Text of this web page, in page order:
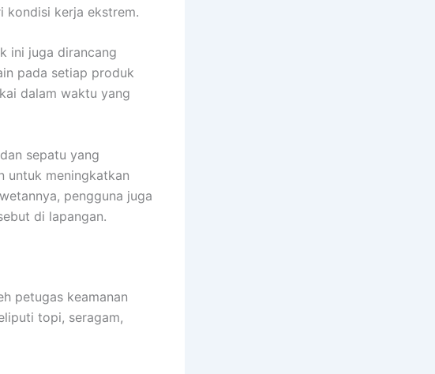
kondisi kerja ekstrem.
ini juga dirancang
pada setiap produk
dalam waktu yang
sepatu yang
untuk meningkatkan
pengguna juga
di lapangan.
petugas keamanan
topi, seragam,